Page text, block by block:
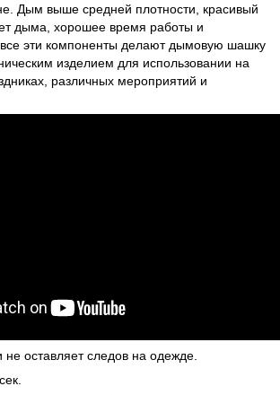
Дым выше средней плотности, красивый
дыма, хорошее время работы и
эти компоненты делают дымовую шашку
изделием для использовании на
различных мероприятий и
не оставляет следов на одежде.